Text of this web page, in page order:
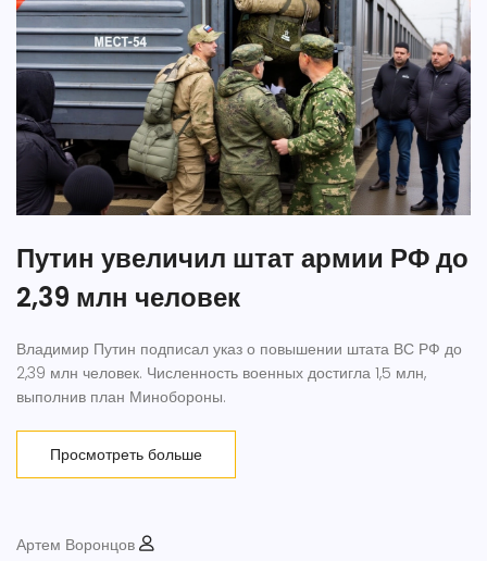
Путин увеличил штат армии РФ до
2,39 млн человек
Владимир Путин подписал указ о повышении штата ВС РФ до
2,39 млн человек. Численность военных достигла 1,5 млн,
выполнив план Минобороны.
Просмотреть больше
Артем Воронцов